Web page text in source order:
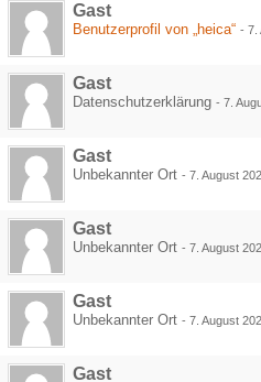
Gast
Benutzerprofil von „heica“ - 7.
Gast
Datenschutzerklärung - 7.
Gast
Unbekannter Ort - 7. August
Gast
Unbekannter Ort - 7. August
Gast
Unbekannter Ort - 7. August
Gast